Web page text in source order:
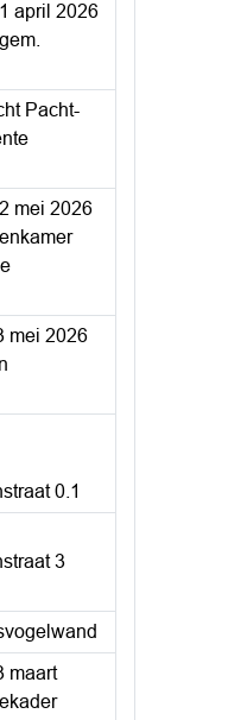
april 2026
Pacht-
mei 2026
mei 2026
0.1
3
maart